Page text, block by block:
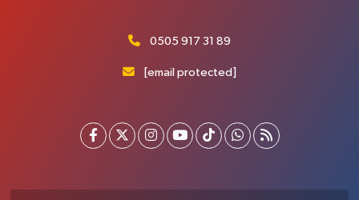
0505 917 31 89
[email protected]